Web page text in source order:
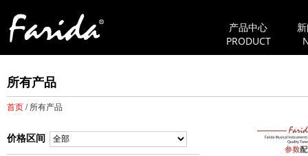
产品中心
PRODUCT
所有产品
首页 / 所有产品
价格区间